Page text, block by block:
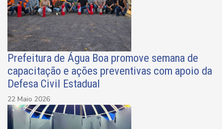
Prefeitura de Água Boa promove semana de
capacitação e ações preventivas com apoio da
Defesa Civil Estadual
22 Maio 2026